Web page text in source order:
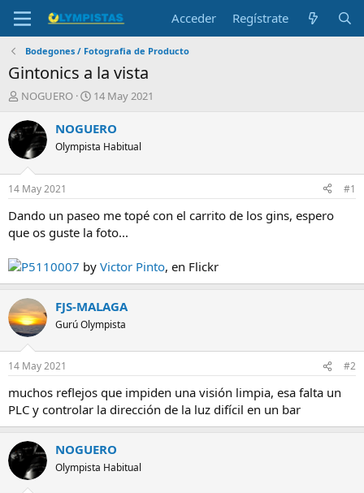
Acceder Regístrate
Bodegones / Fotografia de Producto
Gintonics a la vista
I
i
c
a
d
o
r
e
t
e
m
a
NOGUERO
F
c
a
i
n
c
o
14 May 2021
NOGUERO
Olympista Habitual
14 May 2021 #1
Dando un paseo me topé con el carrito de los gins, espero
que os guste la foto...
P5110007 by Victor Pinto, en Flickr
FJS-MALAGA
Gurú Olympista
14 May 2021 #2
muchos reflejos que impiden una visión limpia, esa falta un
PLC y controlar la dirección de la luz difícil en un bar
NOGUERO
Olympista Habitual